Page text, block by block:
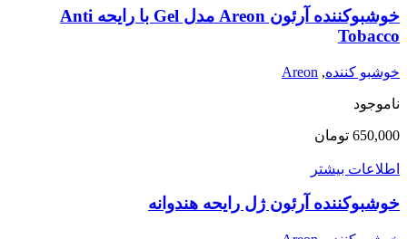
خوشبوکننده آرئون Areon مدل Gel با رایحه Anti
Tobacco
خوشبو کننده,
Areon
ناموجود
650,000 تومان
اطلاعات بیشتر
خوشبوکننده آرئون ژل رایحه هندوانه